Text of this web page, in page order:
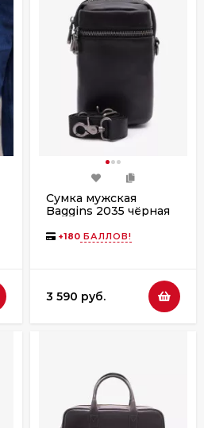
Сумка мужская
Baggins 2035 чёрная
+180 БАЛЛОВ!
3 590 руб.